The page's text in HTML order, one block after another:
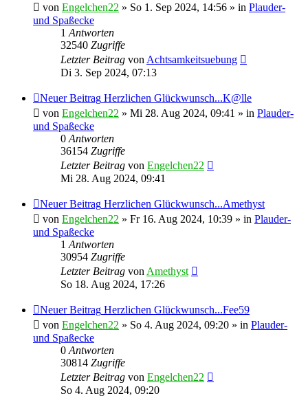
von Engelchen22 » So 1. Sep 2024, 14:56 » in Plauder-
und Spaßecke
1Antworten
32540 Zugriffe
Letzter Beitrag vonAchtsamkeitsuebung
Di 3. Sep 2024, 07:13
Neuer Beitrag Herzlichen Glückwunsch...K@lle
von Engelchen22 » Mi 28. Aug 2024, 09:41 » in Plauder-
und Spaßecke
0Antworten
36154 Zugriffe
Letzter Beitrag von Engelchen22
Mi 28. Aug 2024, 09:41
Neuer Beitrag Herzlichen Glückwunsch...Amethyst
von Engelchen22 » Fr 16. Aug 2024, 10:39 » in Plauder-
und Spaßecke
1Antworten
30954 Zugriffe
Letzter Beitrag vonAmethyst
So 18. Aug 2024, 17:26
Neuer Beitrag Herzlichen Glückwunsch...Fee59
von Engelchen22 » So 4. Aug 2024, 09:20 » in Plauder-
und Spaßecke
0Antworten
30814 Zugriffe
Letzter Beitrag von Engelchen22
So 4. Aug 2024, 09:20